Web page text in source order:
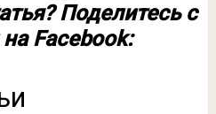
Поделитесь с
Facebook: